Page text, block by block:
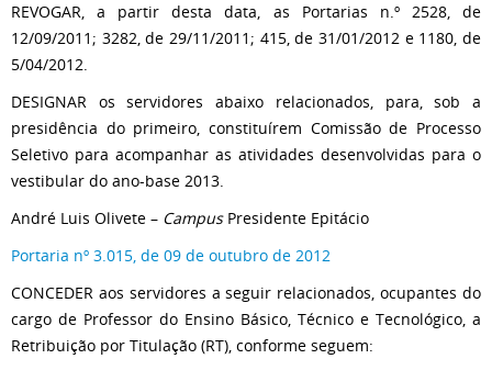
REVOGAR, a partir desta data, as Portarias n.º 2528, de
12/09/2011; 3282, de 29/11/2011; 415, de 31/01/2012 e 1180, de
5/04/2012.
DESIGNAR os servidores abaixo relacionados, para, sob a
presidência do primeiro, constituírem Comissão de Processo
Seletivo para acompanhar as atividades desenvolvidas para o
vestibular do ano-base 2013.
André Luis Olivete – Campus Presidente Epitácio
Portaria nº 3.015, de 09 de outubro de 2012
CONCEDER aos servidores a seguir relacionados, ocupantes do
cargo de Professor do Ensino Básico, Técnico e Tecnológico, a
Retribuição por Titulação (RT), conforme seguem: